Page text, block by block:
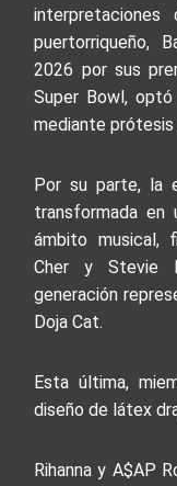
puertorriqueño,
2026 por sus
Super Bowl,
mediante prótesis
Por su parte, la
transformada en
ámbito musical,
Cher y Stevie
generación
Doja Cat.
Esta última,
diseño de látex
Rihanna y A$AP